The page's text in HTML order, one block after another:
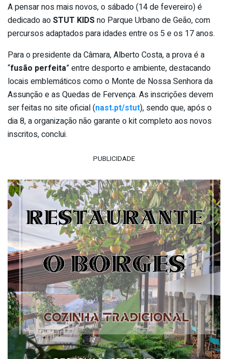
A pensar nos mais novos, o sábado (14 de fevereiro) é
dedicado aoSTUT KIDSno Parque Urbano de Geão, com
percursos adaptados para idades entre os 5 e os 17 anos.
Para o presidente da Câmara, Alberto Costa, a prova é a
“fusão perfeita” entre desporto e ambiente, destacando
locais emblemáticos como o Monte de Nossa Senhora da
Assunção e as Quedas de Fervença. As inscrições devem
ser feitas no site oficial (nast.pt/stut), sendo que, após o
dia 8, a organização não garante o kit completo aos novos
inscritos, conclui.
PUBLICIDADE